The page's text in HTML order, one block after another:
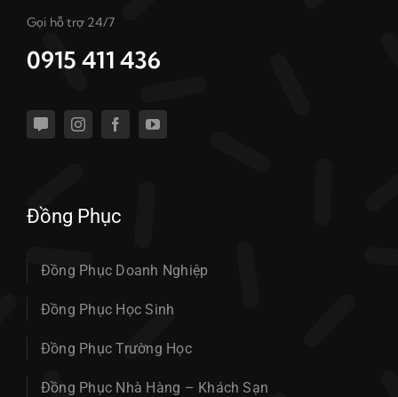
Gọi hỗ trợ 24/7
0915 411 436
Đồng Phục
Đồng Phục Doanh Nghiệp
Đồng Phục Học Sinh
Đồng Phục Trường Học
Đồng Phục Nhà Hàng – Khách Sạn